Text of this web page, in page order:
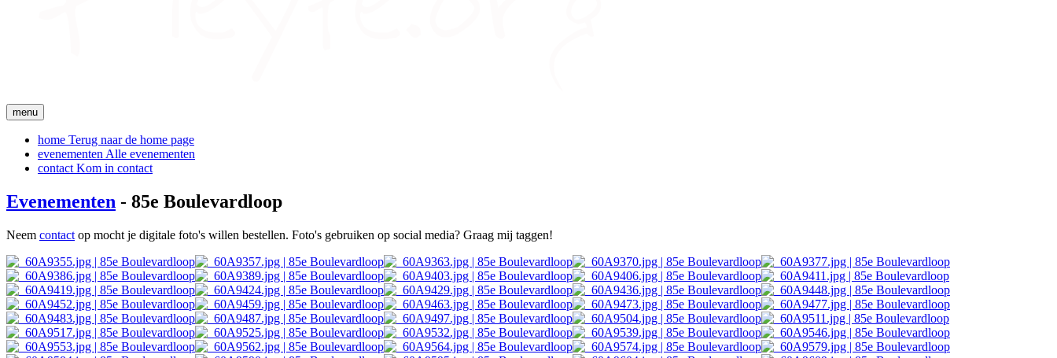
menu
home Terug naar de home page
evenementen Alle evenementen
contact Kom in contact
Evenementen - 85e Boulevardloop
Neem contact op mocht je digitale foto's willen bestellen. Foto's gebruiken op social media? Graag mij taggen!